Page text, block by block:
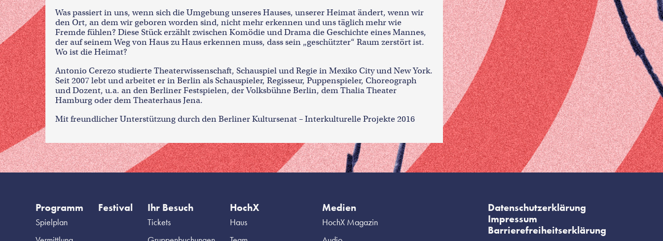
Was passiert in uns, wenn sich die Umgebung unseres Hauses, unserer Heimat ändert, wenn wir
den Ort, an dem wir geboren worden sind, nicht mehr erkennen und uns täglich mehr wie
Fremde fühlen? Diese Stück erzählt zwischen Komödie und Drama die Geschichte eines Mannes,
der auf seinem Weg von Haus zu Haus erkennen muss, dass sein „geschützter“ Raum zerstört ist.
Wo ist die Heimat?
Antonio Cerezo studierte Theaterwissenschaft, Schauspiel und Regie in Mexiko City und New York.
Seit 2007 lebt und arbeitet er in Berlin als Schauspieler, Regisseur, Puppenspieler, Choreograph
und Dozent, u.a. an den Berliner Festspielen, der Volksbühne Berlin, dem Thalia Theater
Hamburg oder dem Theaterhaus Jena.
Mit freundlicher Unterstützung durch den Berliner Kultursenat – Interkulturelle Projekte 2016
Programm
Spielplan
Festival Ihr Besuch
Tickets
HochX
Haus
Medien
HochX Magazin
Datenschutzerklärung
Impressum
Barrierefreiheitserklärung